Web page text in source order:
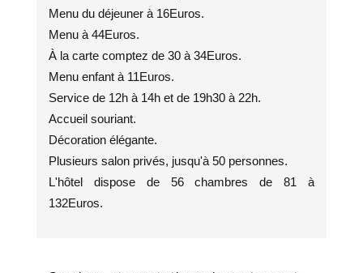
Menu du déjeuner à 16Euros.
Menu à 44Euros.
À la carte comptez de 30 à 34Euros.
Menu enfant à 11Euros.
Service de 12h à 14h et de 19h30 à 22h.
Accueil souriant.
Décoration élégante.
Plusieurs salon privés, jusqu'à 50 personnes.
L'hôtel dispose de 56 chambres de 81 à
132Euros.